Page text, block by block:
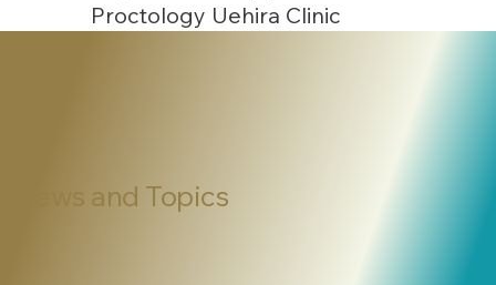
Proctology Uehira Clinic
News and Topics